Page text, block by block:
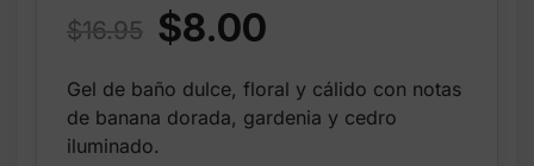
$16.95 Original
was:
$16.95.
$8.00
is:
Gel de baño dulce, floral y cálido con notas
de banana dorada, gardenia y cedro
iluminado.